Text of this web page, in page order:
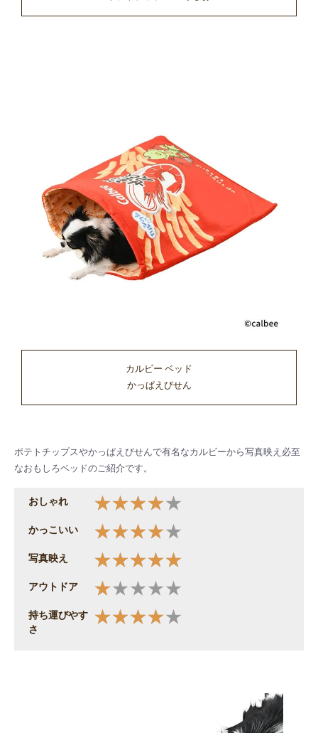
カルビー ベッド
かっぱえびせん
ポテトチップスやかっぱえびせんで有名なカルビーから写真映え必至
なおもしろベッドのご紹介です。
おしゃれ
かっこいい
写真映え
アウトドア
持ち運びやす
さ